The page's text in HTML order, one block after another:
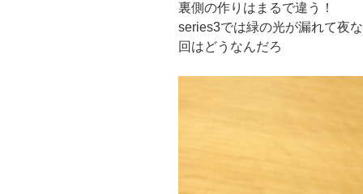
裏側の作りはまるで違う！
series3では緑の光が漏れて夜
回はどうなんだろ